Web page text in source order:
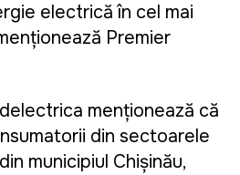
electrică în cel mai
Premier
menţionează că
din sectoarele
municipiul Chișinău,